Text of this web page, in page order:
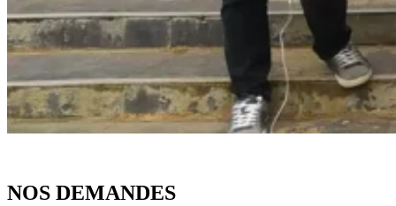
NOS DEMANDES